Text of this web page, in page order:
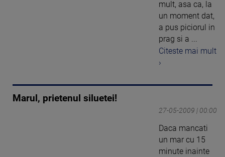
mult, asa ca, la
un moment dat,
a pus piciorul in
prag si a ...
Citeste mai mult
›
Marul, prietenul siluetei!
27-05-2009 | 00:00
Daca mancati
un mar cu 15
minute inainte